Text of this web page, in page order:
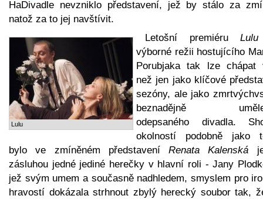
HaDivadle nevzniklo představení, jež by stálo za
natož za to jej navštívit.
Lulu
Letošní premiéruLulu
výborné režii hostujícího
Porubjaka tak lze chápat
než jen jako klíčové
sezóny, ale jako
beznadějně
odepsaného divadla.
okolností podobně jako
bylo ve zmíněném představeníRenata Kalenská
zásluhou jedné jediné herečky v hlavní roli - Jany
jež svým umem a současně nadhledem, smyslem pro
hravostí dokázala strhnout zbylý herecký soubor tak,